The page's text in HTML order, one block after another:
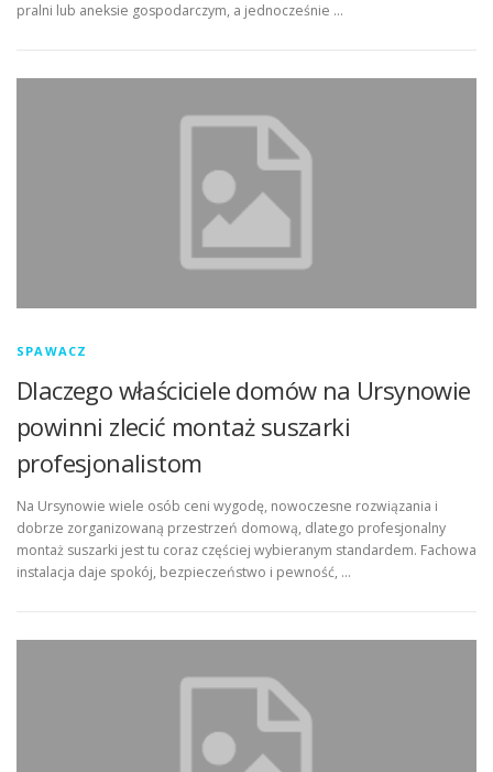
pralni lub aneksie gospodarczym, a jednocześnie …
SPAWACZ
Dlaczego właściciele domów na Ursynowie
powinni zlecić montaż suszarki
profesjonalistom
Na Ursynowie wiele osób ceni wygodę, nowoczesne rozwiązania i
dobrze zorganizowaną przestrzeń domową, dlatego profesjonalny
montaż suszarki jest tu coraz częściej wybieranym standardem. Fachowa
instalacja daje spokój, bezpieczeństwo i pewność, …